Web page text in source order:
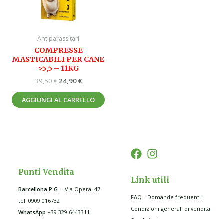
Antiparassitari
COMPRESSE
MASTICABILI PER CANE
>5,5 – 11KG
39,50€ 24,90€
AGGIUNGI AL CARRELLO
Punti Vendita
Barcellona P.G – Via Operai 47
tel. 0909 016732
WhatsApp +39 329 6443311
Link utili
FAQ – Domande frequenti
Condizioni generali di vendita